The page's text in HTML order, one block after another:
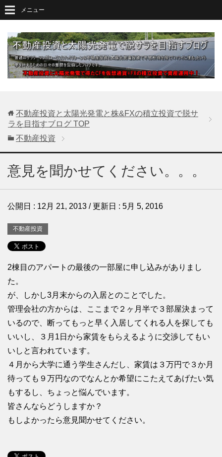
メニュー
不動産投資と太陽光発電と株&FXの積立投資で脱サ
ラを目指すブログ TOP
不動産投資
意見を聞かせてください。。。
公開日 : 12月 21, 2013 / 更新日 : 5月 5, 2016
不動産投資
2棟目のアパートの最後の一部屋に申し込みがありまし
た。
が、しかし3月末からの入居とのことでした。
管理会社の方からは、ここまで２ヶ月半で３部屋決まって
いるので、断ってもっと早く入居してくれる人を探しても
いいし、３月1日から家賃をもらえるように交渉してもい
いしと言われています。
４月から大学に通う学生さんだし、家賃は３万円で３か月
待っても９万円なのでなんとか希望にこたえてあげたい気
もするし、ちょっと悩んでいます。
皆さんならどうしますか？
もしよかったら意見聞かせてください。